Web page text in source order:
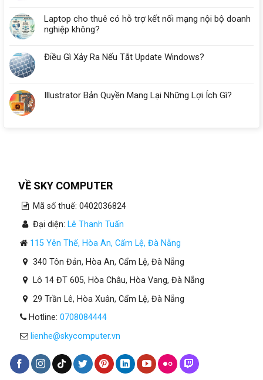
Laptop cho thuê có hỗ trợ kết nối mạng nội bộ doanh
nghiệp không?
Điều Gì Xảy Ra Nếu Tắt Update Windows?
Illustrator Bản Quyền Mang Lại Những Lợi Ích Gì?
VỀ SKY COMPUTER
Mã số thuế: 0402036824
Đại diện: Lê Thanh Tuấn
115 Yên Thế, Hòa An, Cẩm Lệ, Đà Nẵng
340 Tôn Đản, Hòa An, Cẩm Lệ, Đà Nẵng
Lô 14 ĐT 605, Hòa Châu, Hòa Vang, Đà Nẵng
29 Trần Lê, Hòa Xuân, Cẩm Lệ, Đà Nẵng
Hotline: 0708084444
lienhe@skycomputer.vn